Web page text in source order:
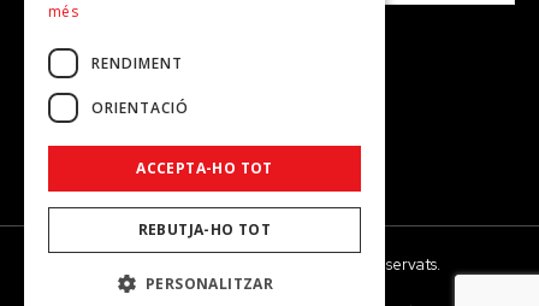
Accepto lapolítica de privacitat
© 2026 - Dona Secret - Tots els drets reservats.
més
RENDIMENT
ORIENTACIÓ
ACCEPTA-HO TOT
REBUTJA-HO TOT
PERSONALITZAR